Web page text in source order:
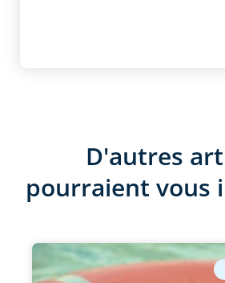
D'autres
pourraient vous